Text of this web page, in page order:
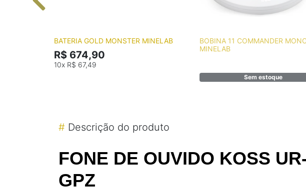
BATERIA GOLD MONSTER MINELAB
R$ 674,90
10x R$ 67,49
BOBINA 11 COMMANDER
MINELAB
Sem estoque
# Descrição do produto
FONE DE OUVIDO KOSS
GPZ